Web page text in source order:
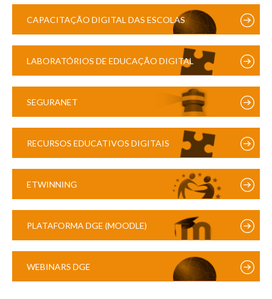
CAPACITAÇÃO DIGITAL DAS ESCOLAS
LABORATÓRIOS DE EDUCAÇÃO DIGITAL
SEGURANET
RECURSOS EDUCATIVOS DIGITAIS
ETWINNING
PLATAFORMA DGE (MOODLE)
WEBINARS DGE